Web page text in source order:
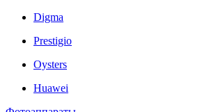
Digma
Prestigio
Oysters
Huawei